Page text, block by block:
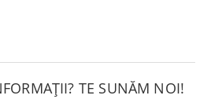
TE SUNĂM NOI!